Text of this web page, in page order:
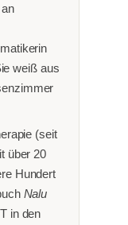
weiß aus
(seit
über 20
Hundert
Nalu
in den